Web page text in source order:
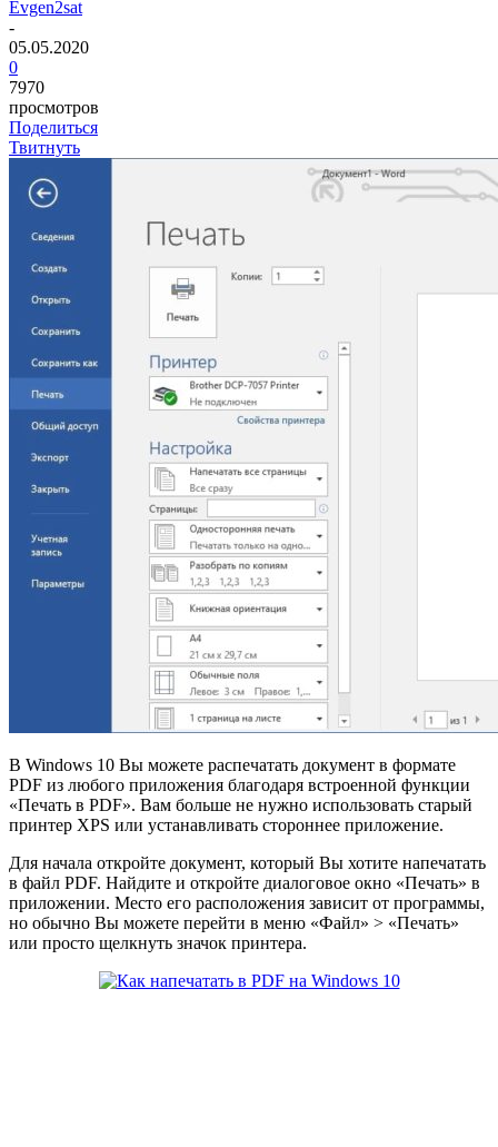
Evgen2sat
-
05.05.2020
0
7970
просмотров
Поделиться
Твитнуть
В Windows 10 Вы можете распечатать документ в формате
PDF из любого приложения благодаря встроенной функции
«Печать в PDF». Вам больше не нужно использовать старый
принтер XPS или устанавливать стороннее приложение.
Для начала откройте документ, который Вы хотите напечатать
в файл PDF. Найдите и откройте диалоговое окно «Печать» в
приложении. Место его расположения зависит от программы,
но обычно Вы можете перейти в меню «Файл» > «Печать»
или просто щелкнуть значок принтера.